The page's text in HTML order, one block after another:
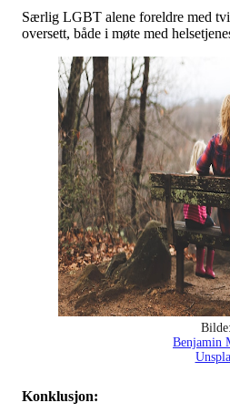
Særlig LGBT alene foreldre med
oversett, både i møte med
Bilde:
Benjamin
Konklusjon: